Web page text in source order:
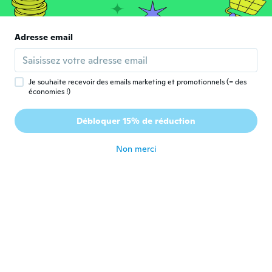
L Lila
Inscrit depuis 2018 · 84 avis
il y a 8 ans
D Diane
Inscrit depuis 2017 · 13 avis
Chegou bem embalado
Adresse email
Je souhaite recevoir des emails marketing et promotionnels (= des
économies !)
Débloquer 15% de réduction
Non merci